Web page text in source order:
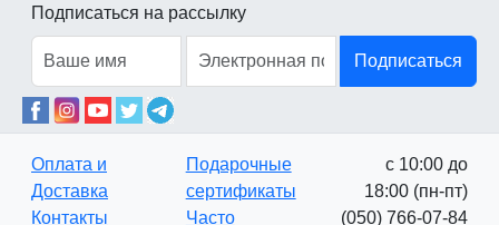
Подписаться на рассылку
Подписаться
Оплата и
Доставка
Контакты
Подарочные
сертификаты
Часто
с 10:00 до
18:00 (пн-пт)
(050) 766-07-84